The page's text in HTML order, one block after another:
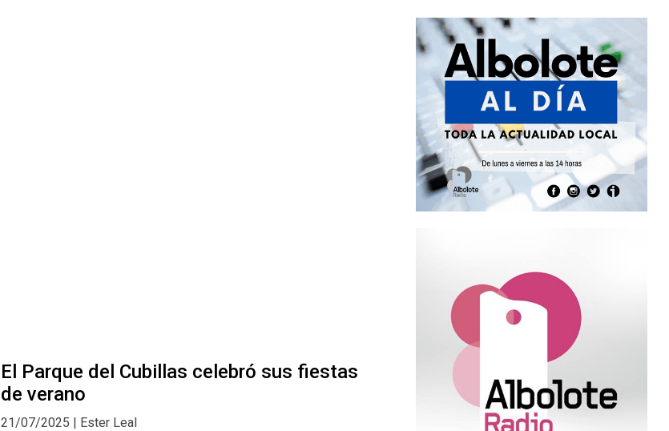
El Parque del Cubillas celebró sus fiestas
de verano
21/07/2025 | Ester Leal